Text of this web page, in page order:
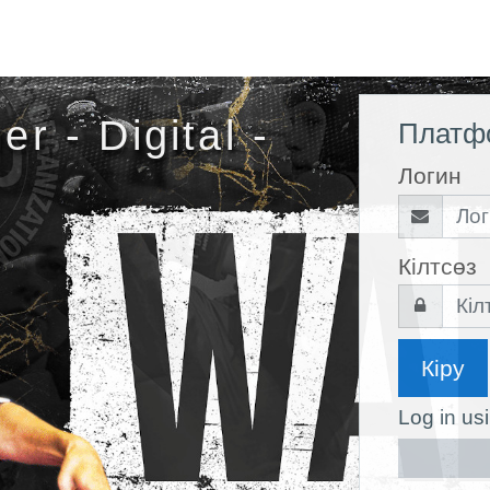
- Digital -
Логин
Кілтсөз
Кіру
Log in